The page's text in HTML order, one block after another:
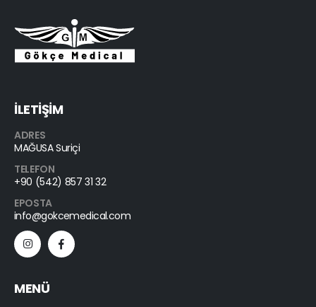
İLETİŞİM
ADRES
MAĞUSA Suriçi
TELEFON
+90 (542) 857 31 32
EPOSTA
info@gokcemedical.com
MENÜ